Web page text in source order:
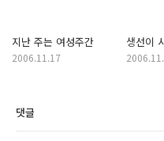
지난 주는 여성주간
2006.11.17
생선이
댓글